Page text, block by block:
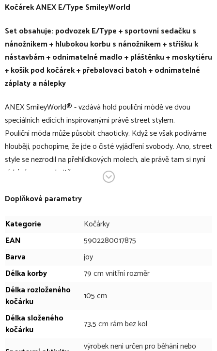
Kočárek ANEX E/Type SmileyWorld
Set obsahuje: podvozek E/Type + sportovní sedačku s
nánožníkem + hlubokou korbu s nánožníkem + stříšku k
nástavbám + odnímatelné madlo + pláštěnku + moskytiéru
+ košík pod kočárek + přebalovací batoh + odnímatelné
záplaty a nálepky
ANEX SmileyWorld® - vzdává hold pouliční módě ve dvou
speciálních edicích inspirovanými právě street stylem.
Pouliční móda může působit chaoticky. Když se však podíváme
hlouběji, pochopíme, že jde o čisté vyjádření svobody. Ano, street
style se nezrodil na přehlídkových molech, ale právě tam si nyní
získává na popularitě.
Je to mix stylů, přehodnocení stávajících pravidel, odvážnější
barvy, materiály, tvary. Ale zároveň je tento styl o pohodlí. O
Kombinovaný kočárek ANEX E/Type je elegantní kočárek, který
propracovaných detailů. Malá, ale pevná kola zajišťují měkký
pohyb v městském prostředí, zatímco kompaktní a praktická
taška obsahuje všechny potřebné věci pro matku a dítě během
každodenního cestování. Vlastnosti kočárků jsou založeny na
použitelnosti pro rodiče, stejně jako pohodlí a bezpečnost pro
děti. Proto kočárek umožňuje získat skutečné potěšení z
všestranných a terénních procházek.
Doplňkové parametry
Kategorie
Kočárky
EAN
5902280017875
Barva
joy
Délka korby
79 cm vnitřní rozměr
Délka rozloženého
kočárku
105 cm
Délka složeného
kočárku
73,5 cm rám bez kol
výrobek není určen pro běhání nebo